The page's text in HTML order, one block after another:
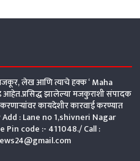
लेख आणि त्याचे हक्क ‘ Maha
झालेल्या मजकुराशी संपादक
कायदेशीर कारवाई करण्यात
: Lane no 1,shivneri Nagar
Pin code :- 411048./ Call :